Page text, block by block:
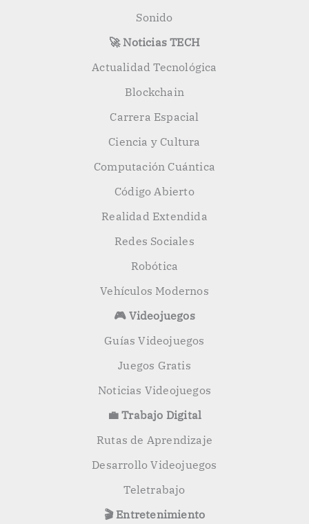
Sonido
🚀 Noticias TECH
Actualidad Tecnológica
Blockchain
Carrera Espacial
Ciencia y Cultura
Computación Cuántica
Código Abierto
Realidad Extendida
Redes Sociales
Robótica
Vehículos Modernos
🎮 Videojuegos
Guías Videojuegos
Juegos Gratis
Noticias Videojuegos
💼 Trabajo Digital
Rutas de Aprendizaje
Desarrollo Videojuegos
Teletrabajo
🎬 Entretenimiento